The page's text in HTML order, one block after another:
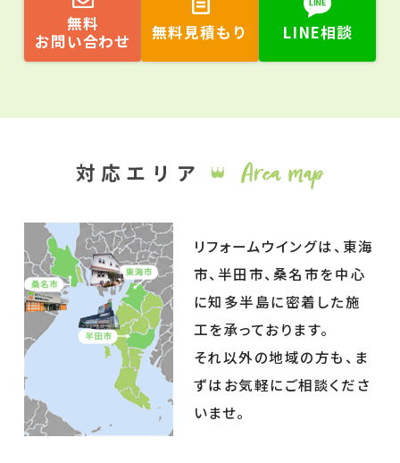
無料
お問い合わせ
無料見積もり LINE相談
リフォームウイングは、東海
市、半田市、桑名市を中心
に知多半島に密着した施
工を承っております。
それ以外の地域の方も、ま
ずはお気軽にご相談くださ
いませ。